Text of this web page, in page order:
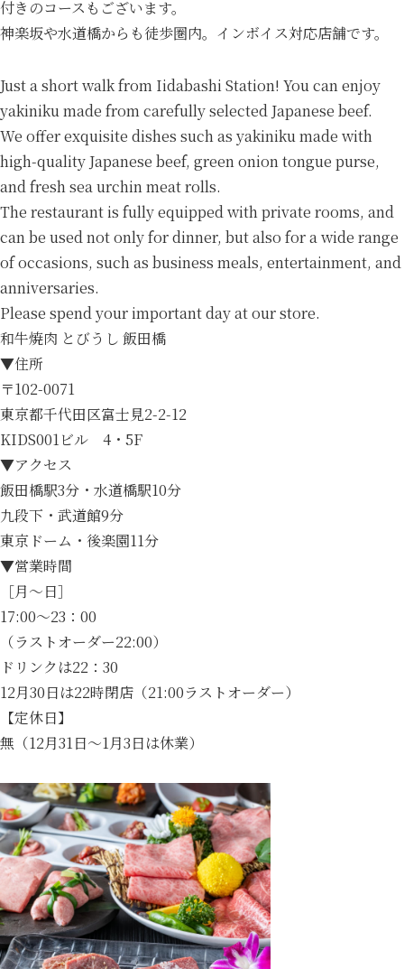
付きのコースもございます。
神楽坂や水道橋からも徒歩圏内。インボイス対応店舗です。
Just a short walk from Iidabashi Station! You can enjoy
yakiniku made from carefully selected Japanese beef.
We offer exquisite dishes such as yakiniku made with
high-quality Japanese beef, green onion tongue purse,
and fresh sea urchin meat rolls.
The restaurant is fully equipped with private rooms, and
can be used not only for dinner, but also for a wide range
of occasions, such as business meals, entertainment, and
anniversaries.
Please spend your important day at our store.
和牛焼肉 とびうし 飯田橋
▼住所
〒102-0071
東京都千代田区富士見2-2-12
KIDS001ビル 4・5F
▼アクセス
飯田橋駅3分・水道橋駅10分
九段下・武道館9分
東京ドーム・後楽園11分
▼営業時間
［月～日］
17:00～23：00
（ラストオーダー22:00）
ドリンクは22：30
12月30日は22時閉店（21:00ラストオーダー）
【定休日】
無（12月31日～1月3日は休業）